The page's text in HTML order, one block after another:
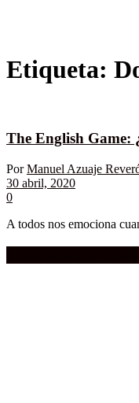
Etiqueta:
The English Game:
Por Manuel Azuaje
30 abril, 2020
0
A todos nos emociona